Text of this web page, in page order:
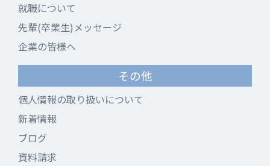
就職について
先輩(卒業生)メッセージ
企業の皆様へ
その他
個人情報の取り扱いについて
新着情報
ブログ
資料請求